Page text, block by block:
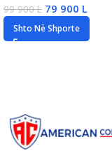
99 900L 79 900 L
Shto Në Shporte